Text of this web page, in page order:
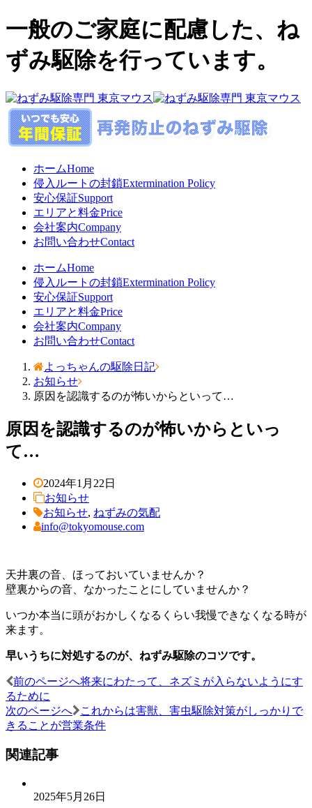
一般のご家庭に配慮した、ね
ずみ駆除を行っています。
ホームHome
侵入ルートの封鎖Extermination Policy
安心保証Support
エリアと料金Price
会社案内Company
お問い合わせContact
ホームHome
侵入ルートの封鎖Extermination Policy
安心保証Support
エリアと料金Price
会社案内Company
お問い合わせContact
よっちゃんの駆除日記
お知らせ
原因を認識するのが怖いからといって…
原因を認識するのが怖いからといっ
て…
2024年1月22日
お知らせ
お知らせ, ねずみの気配
info@tokyomouse.com
天井裏の音、ほっておいていませんか？
壁裏からの音、なかったことにしていませんか？
いつか本当に頭がおかしくなるくらい我慢できなくなる時が
来ます。
早いうちに対処するのが、ねずみ駆除のコツです。
投
稿
ナ
ビ
前のページへ将来にわたって、ネズミが入らないようにす
るために
次のページへ
これからは害獣、害虫駆除対策がしっかりで
きることが営業条件
関連記事
2025年5月26日